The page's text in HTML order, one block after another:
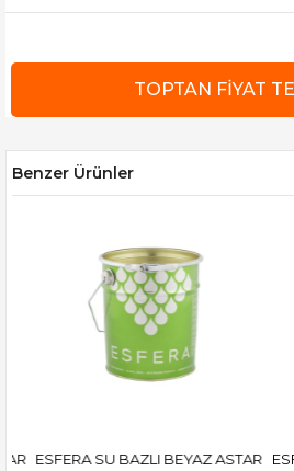
Benzer Ürünler
ESFERA SU BAZLI BEYAZ ASTAR
ESFERA